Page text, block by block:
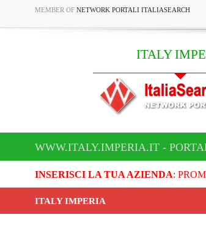
MEMBER OF NETWORK PORTALI ITALIASEARCH
ITALY
WWW.ITALY.IMPERIA.IT -
INSERISCI LA TUA AZIENDA:
ITALY IMPERIA